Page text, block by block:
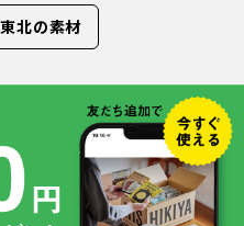
東北の素材